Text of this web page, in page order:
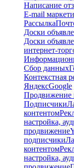
Написание
E-mail
Рассылка
Доски
Доски
интернет-
Сбор данных
Контекстная
ЯндексGoogle
Продвижение
Подписчики
контентом
настройка,
продвижение
подписчики
контентом
настройка,